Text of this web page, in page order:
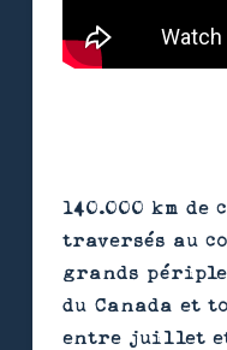
140.000 km de
traversés au
grands
du Canada et
entre juillet et